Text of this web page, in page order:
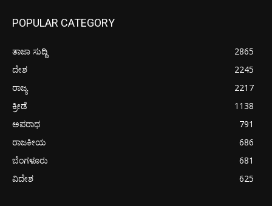
POPULAR CATEGORY
ತಾಜಾ ಸುದ್ದಿ
2865
ದೇಶ
2245
ರಾಜ್ಯ
2217
ಕ್ರೀಡೆ
1138
ಅಪರಾಧ
791
ರಾಜಕೀಯ
686
ಬೆಂಗಳೂರು
681
ವಿದೇಶ
625